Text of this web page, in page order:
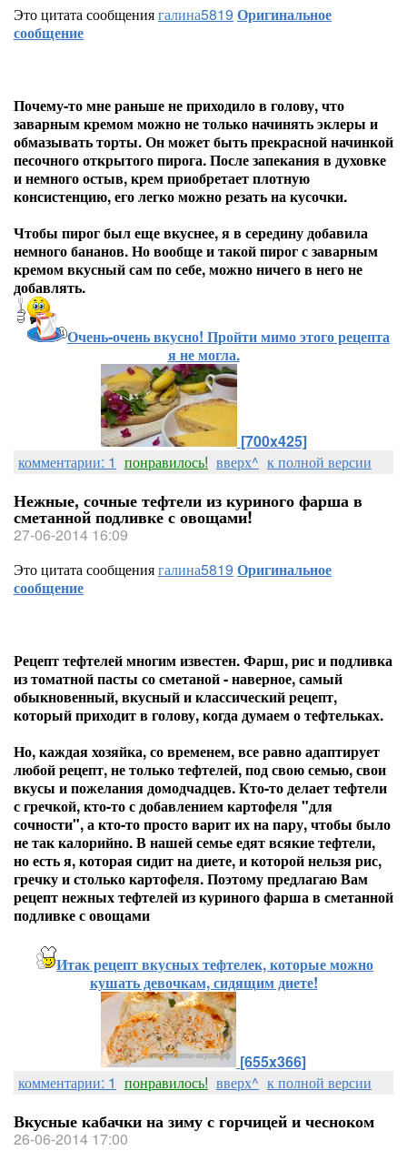
Это цитата сообщениягалина5819 Оригинальное
сообщение
Почему-то мне раньше не приходило в голову, что
заварным кремом можно не только начинять эклеры и
обмазывать торты. Он может быть прекрасной начинкой
песочного открытого пирога. После запекания в духовке
и немного остыв, крем приобретает плотную
консистенцию, его легко можно резать на кусочки.
Чтобы пирог был еще вкуснее, я в середину добавила
немного бананов. Но вообще и такой пирог с заварным
кремом вкусный сам по себе, можно ничего в него не
добавлять.
Очень-очень вкусно! Пройти мимо этого рецепта
я не могла.
[700x425]
комментарии: 1 понравилось! вверх^ к полной версии
Нежные, сочные тефтели из куриного фарша в
сметанной подливке с овощами!
27-06-2014 16:09
Это цитата сообщениягалина5819 Оригинальное
сообщение
Рецепт тефтелей многим известен. Фарш, рис и подливка
из томатной пасты со сметаной - наверное, самый
обыкновенный, вкусный и классический рецепт,
который приходит в голову, когда думаем о тефтельках.
Но, каждая хозяйка, со временем, все равно адаптирует
любой рецепт, не только тефтелей, под свою семью, свои
вкусы и пожелания домодчадцев. Кто-то делает тефтели
с гречкой, кто-то с добавлением картофеля "для
сочности", а кто-то просто варит их на пару, чтобы было
не так калорийно. В нашей семье едят всякие тефтели,
но есть я, которая сидит на диете, и которой нельзя рис,
гречку и столько картофеля. Поэтому предлагаю Вам
рецепт нежных тефтелей из куриного фарша в сметанной
подливке с овощами
Итак рецепт вкусных тефтелек, которые можно
кушать девочкам, сидящим диете!
[655x366]
комментарии: 1 понравилось! вверх^ к полной версии
Вкусные кабачки на зиму с горчицей и чесноком
26-06-2014 17:00